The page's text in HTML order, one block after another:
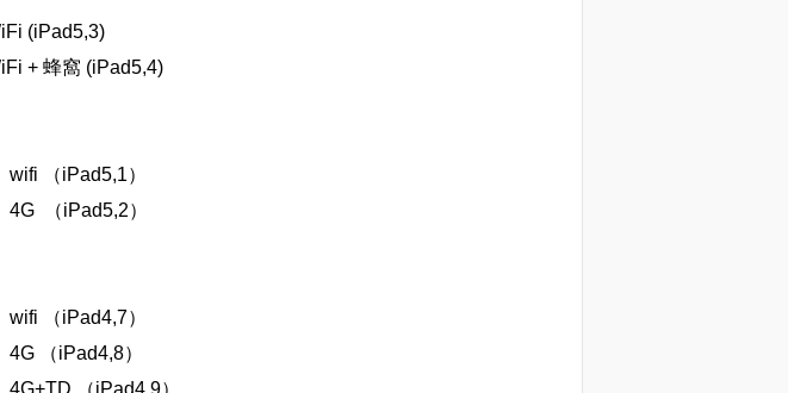
(iPad5,3)
+ 蜂窩 (iPad5,4)
（iPad5,1）
4G （iPad5,2）
（iPad4,7）
（iPad4,8）
（iPad4,9）